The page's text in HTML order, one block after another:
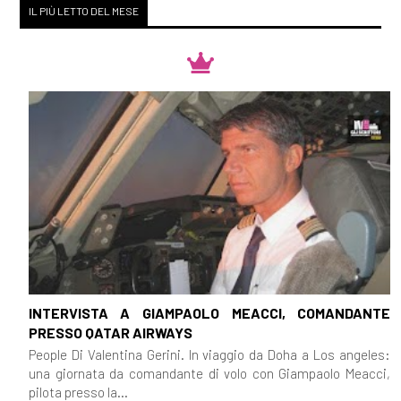
Khaled Hosseini: pagina 69
[12]Duma Key, di Stephen
King: pagina 69
[05]Denti bianchi, di Zadie
Smith: pagina 69
Novembre 2018
Pasternak: pagina 69
[07]Revolutionary Road, di
Richard Yates: pagina 69
IL PIÙ LETTO DEL MESE
INTERVISTA A GIAMPAOLO MEACCI, COMANDANTE
PRESSO QATAR AIRWAYS
People Di Valentina Gerini. In viaggio da Doha a Los angeles:
una giornata da comandante di volo con Giampaolo Meacci,
pilota presso la...